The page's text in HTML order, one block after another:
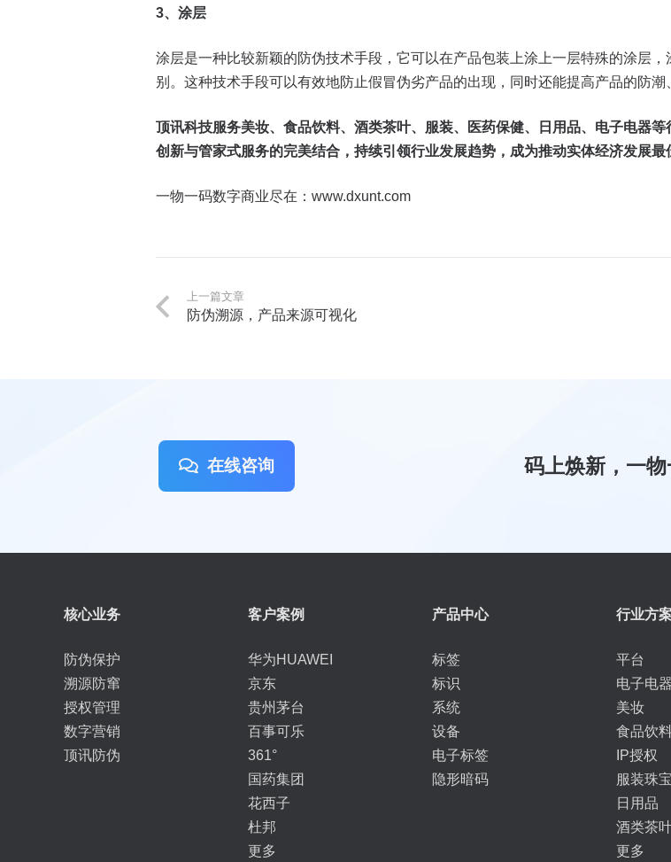
3、涂层
涂层是一种比较新颖的防伪技术手段，它可以在产品包装上涂上一层特殊的涂层
别。这种技术手段可以有效地防止假冒伪劣产品的出现，同时还能提高产品的防潮
顶讯科技服务美妆、食品饮料、酒类茶叶、服装、医药保健、日用品、电子电器
创新与管家式服务的完美结合，持续引领行业发展趋势，成为推动实体经济发展最
一物一码数字商业尽在：www.dxunt.com
上一篇文章
防伪溯源，产品来源可视化
在线咨询 码上焕新，一
核心业务
防伪保护
溯源防窜
授权管理
数字营销
顶讯防伪
客户案例
华为HUAWEI
京东
贵州茅台
百事可乐
361°
国药集团
花西子
杜邦
更多
产品中心
标签
标识
系统
设备
电子标签
隐形暗码
行业方
平台
电子电器
美妆
食品饮
IP授权
服装珠宝
日用品
酒类茶
更多